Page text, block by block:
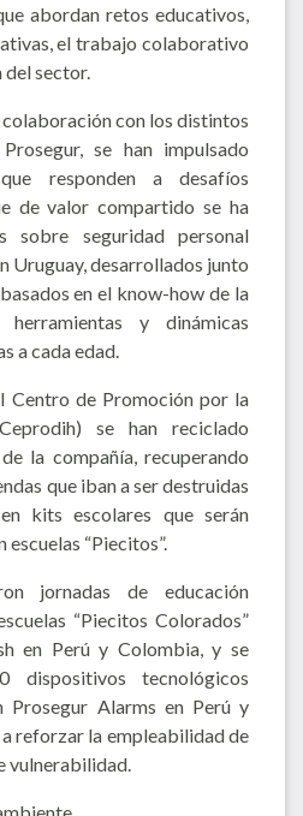
abordan retos educativos,
el trabajo colaborativo
sector.
con los distintos
se han impulsado
responden a desafíos
de valor compartido se ha
sobre seguridad personal
Uruguay, desarrollados junto
en el know-how de la
herramientas y dinámicas
a cada edad.
Centro de Promoción por la
se han reciclado
la compañía, recuperando
que iban a ser destruidas
kits escolares que serán
escuelas “Piecitos”.
jornadas de educación
“Piecitos Colorados”
en Perú y Colombia, y se
dispositivos tecnológicos
Prosegur Alarms en Perú y
reforzar la empleabilidad de
vulnerabilidad.